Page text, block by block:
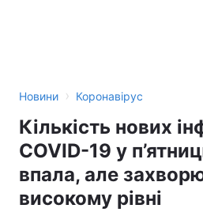
Новини › Коронавірус
Кількість нових
COVID-19 у
впала, але
високому рівні